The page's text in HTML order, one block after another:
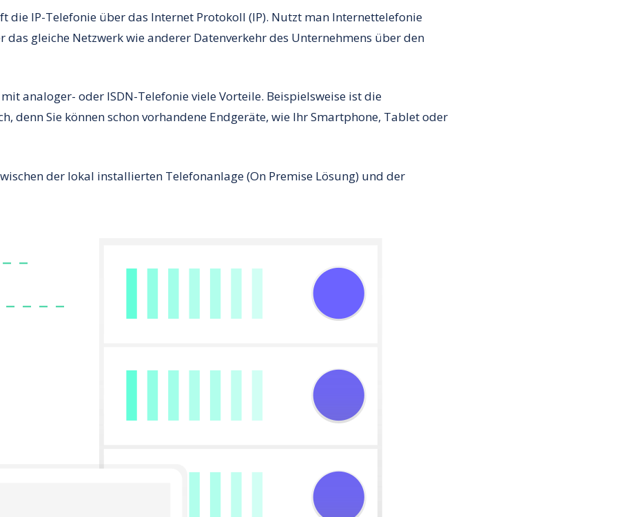
die IP-Telefonie über das Internet Protokoll (IP). Nutzt man Internettelefonie
das gleiche Netzwerk wie anderer Datenverkehr des Unternehmens über den
analoger- oder ISDN-Telefonie viele Vorteile. Beispielsweise ist die
denn Sie können schon vorhandene Endgeräte, wie Ihr Smartphone, Tablet oder
der lokal installierten Telefonanlage (On Premise Lösung) und der